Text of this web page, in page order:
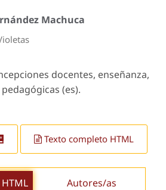
Machuca
docentes, enseñanza,
(es).
Texto completo HTML
Autores/as